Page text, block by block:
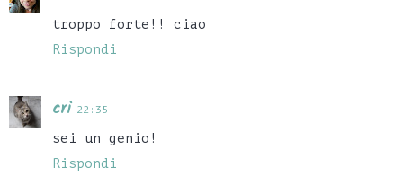
troppo forte!! ciao
Rispondi
cri 22:35
sei un genio!
Rispondi